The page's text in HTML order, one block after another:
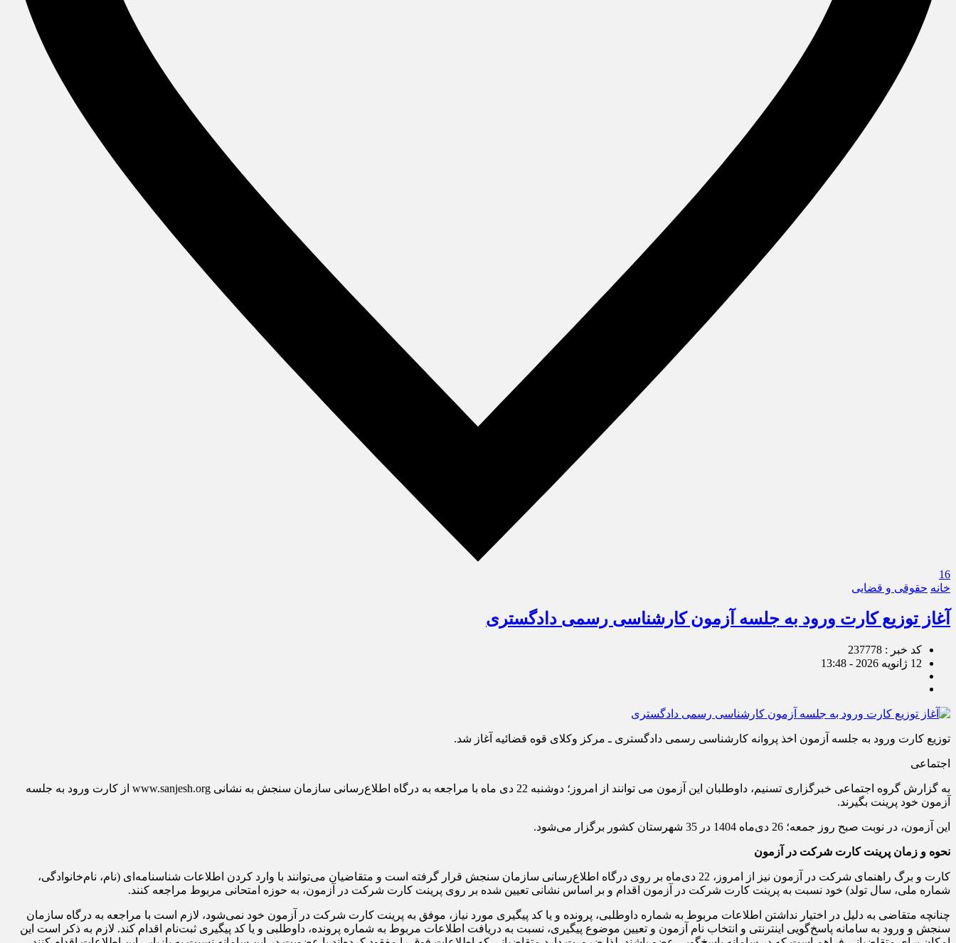
16
خانه حقوقی و قضایی
آغاز توزیع کارت ورود به جلسه آزمون کارشناسی رسمی دادگستری
کد خبر : 237778
12 ژانویه 2026 - 13:48
توزیع کارت ورود به جلسه آزمون اخذ پروانه کارشناسی رسمی دادگستری ـ مرکز وکلای قوه قضائیه آغاز شد.
اجتماعی
به گزارش گروه اجتماعی خبرگزاری تسنیم، داوطلبان این آزمون می توانند از امروز؛ دوشنبه 22 دی ماه با مراجعه به درگاه اطلاع‌رسانی سازمان سنجش به نشانی www.sanjesh.org از کارت ورود به جلسه
آزمون خود پرینت بگیرند.
این آزمون، در نوبت صبح روز جمعه؛ 26 دی‌ماه 1404 در 35 شهرستان کشور برگزار می‌شود.
نحوه‌ و زمان پرینت کارت شرکت در آزمون
کارت و برگ راهنمای شرکت در آزمون نیز از امروز، 22 دی‌ماه بر روی درگاه اطلاع‌رسانی سازمان سنجش قرار گرفته است و متقاضیان می‌توانند با وارد کردن اطلاعات شناسنامه‌ای (نام، نام‌خانوادگی،
شماره ملی، سال تولد) خود نسبت به پرینت کارت شرکت در آزمون اقدام و بر اساس نشانی تعیین شده بر روی پرینت کارت شرکت در آزمون، به حوزه امتحانی مربوط مراجعه کنند.
چنانچه متقاضی به دلیل در اختیار نداشتن اطلاعات مربوط به شماره داوطلبی، پرونده و یا کد پیگیری مورد نیاز، موفق به پرینت کارت شرکت در آزمون خود نمی‌شود، لازم است با مراجعه به درگاه سازمان
سنجش و ورود به سامانه پاسخ‌گویی اینترنتی و انتخاب نام آزمون و تعیین موضوع پیگیری، نسبت به دریافت اطلاعات مربوط به شماره پرونده، داوطلبی و یا کد پیگیری ثبت‌نام اقدام کند. لازم به ذکر است این